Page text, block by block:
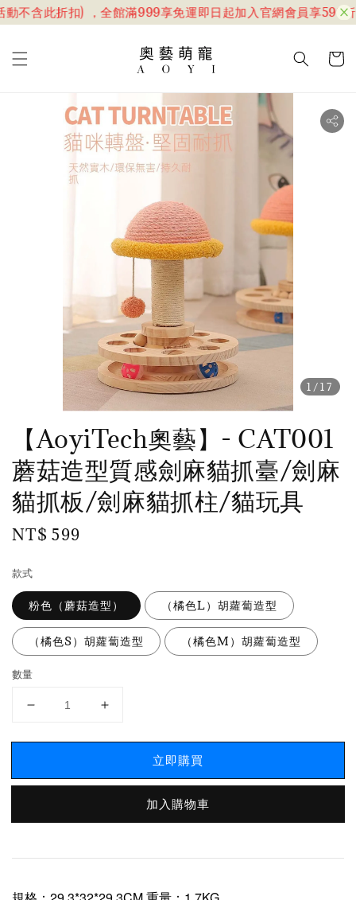
不含此折扣) ，全館滿999享免運即日起加入官網會員享599
1 /17
【AoyiTech奧藝】- CAT001
蘑菇造型質感劍麻貓抓臺/劍麻
貓抓板/劍麻貓抓柱/貓玩具
Regular
NT$ 599
款式
粉色（蘑菇造型） （橘色L）胡蘿蔔造型
（橘色S）胡蘿蔔造型 （橘色M）胡蘿蔔造型
數量
立即購買
加入購物車